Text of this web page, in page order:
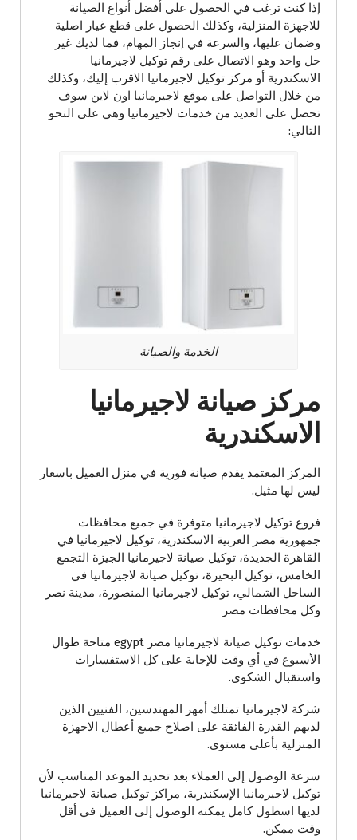
إذا كنت ترغب في الحصول على أفضل أنواع الصيانة
للاجهزة المنزلية، وكذلك الحصول على قطع غيار اصلية
وضمان عليها، والسرعة في إنجاز المهام، فما لديك غير
حل واحد وهو الاتصال على رقم توكيل لاجيرمانيا
الاسكندرية أو مركز توكيل لاجيرمانيا الاقرب إليك، وكذلك
من خلال التواصل على موقع لاجيرمانيا اون لاين سوف
تحصل على العديد من خدمات لاجيرمانيا وهي على النحو
التالي:
الخدمة والصيانة
مركز صيانة لاجيرمانيا
الاسكندرية
المركز المعتمد يقدم صيانة فورية في منزل العميل باسعار
ليس لها مثيل.
فروع توكيل لاجيرمانيا متوفرة في جميع محافظات
جمهورية مصر العربية الاسكندرية، توكيل لاجيرمانيا في
القاهرة الجديدة، توكيل صيانة لاجيرمانيا الجيزة التجمع
الخامس، توكيل البحيرة، توكيل صيانة لاجيرمانيا في
الساحل الشمالي، توكيل لاجيرمانيا المنصورة، مدينة نصر
وكل محافظات مصر
خدمات توكيل صيانة لاجيرمانيا مصر egypt متاحة طوال
الأسبوع في أي وقت للإجابة على كل الاستفسارات
واستقبال الشكوى.
شركة لاجيرمانيا تمتلك أمهر المهندسين، الفنيين الذين
لديهم القدرة الفائقة على اصلاح جميع أعطال الاجهزة
المنزلية بأعلى مستوى.
سرعة الوصول إلى العملاء بعد تحديد الموعد المناسب لأن
توكيل لاجيرمانيا الإسكندرية، مراكز توكيل صيانة لاجيرمانيا
لديها اسطول كامل يمكنه الوصول إلى العميل في أقل
وقت ممكن.